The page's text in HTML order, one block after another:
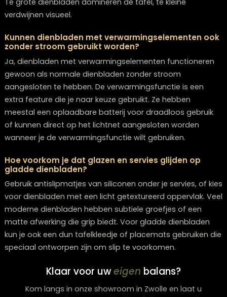
Frequently Asked Questions
Hoe onderhoud je dienbladen van verschillende
materialen het beste?
Voor bamboe en hout gebruik je een vochtige doek
mild zeepsop, vermijd de vaatwasser.
je meestal gewoon afwassen met warm water.
dienbladen hebben periodiek een speciale sealant
om vlekken te voorkomen. Metalen dienbladen zijn het
makkelijkst te onderhouden – deze kunnen meestal
Kan ik een dienblad met draadloze
oplaadtechnologie veilig gebruiken met alle
smartphones?
Moderne dienbladen met draadloze
zijn compatibel met alle smartphones die Qi-
ondersteunen (iPhone 8 en nieuwer, de meeste
toestellen vanaf 2018). Ze hebben ingebouwde
veiligheidsfeatures zoals oververhittingsbeveiliging en
stoppen automatisch met laden wanneer je telefoon